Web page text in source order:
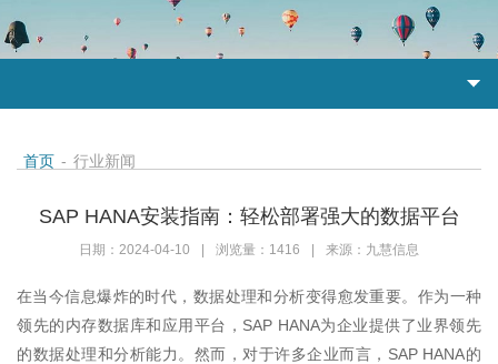
首页 - 行业新闻
SAP HANA安装指南：轻松部署强大的数据平台
日期：2024-04-10 浏览量：1416 来源：九慧信息
在当今信息爆炸的时代，数据处理和分析变得愈发重要。作为一种
领先的内存数据库和应用平台， SAP HANA为企业提供了业界领先
的数据处理和分析能力。然而，对于许多企业而言， SAP HANA的